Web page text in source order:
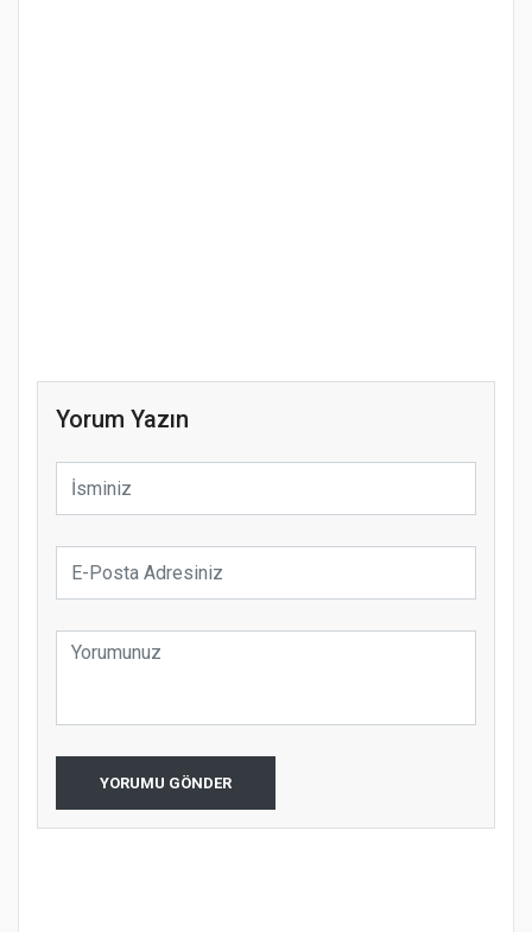
Yorum Yazın
YORUMU GÖNDER